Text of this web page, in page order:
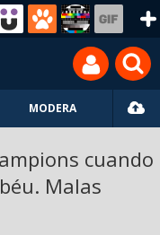
MODERA
cuando
Malas